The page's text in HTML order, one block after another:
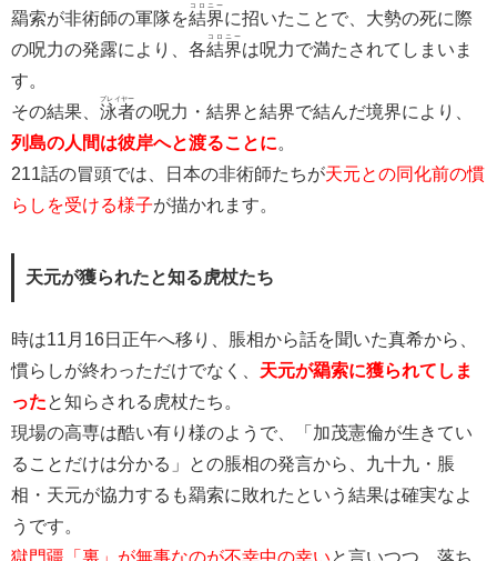
羂索が非術師の軍隊を結界
コロニー
に招いたことで、大勢の死に際
の呪力の発露により、各結界
コロニー
は呪力で満たされてしまいま
す。
その結果、 泳者
プレイヤー
の呪力・結界と結界で結んだ境界により、
列島の人間は彼岸へと渡ることに。
211話の冒頭では、日本の非術師たちが天元との同化前の慣
らしを受ける様子が描かれます。
天元が獲られたと知る虎杖たち
時は11月16日正午へ移り、脹相から話を聞いた真希から、
慣らしが終わっただけでなく、 天元が羂索に獲られてしま
ったと知らされる虎杖たち。
現場の高専は酷い有り様のようで、「加茂憲倫が生きてい
ることだけは分かる」との脹相の発言から、九十九・脹
相・天元が協力するも羂索に敗れたという結果は確実なよ
うです。
獄門疆「裏」が無事なのが不幸中の幸い と言いつつ、落ち